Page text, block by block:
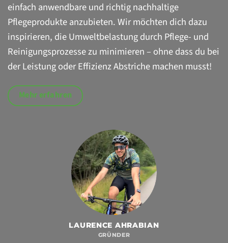
einfach anwendbare und richtig nachhaltige
Pflegeprodukte anzubieten. Wir möchten dich dazu
inspirieren, die Umweltbelastung durch Pflege- und
Reinigungsprozesse zu minimieren – ohne dass du bei
der Leistung oder Effizienz Abstriche machen musst!
Mehr erfahren
LAURENCE AHRABIAN
GRÜNDER